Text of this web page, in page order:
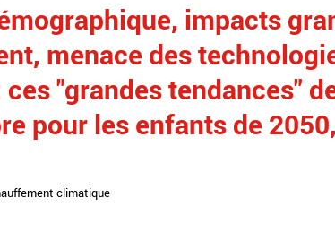
impacts
menace des
"grandes tendances"
pour les enfants de
climatique